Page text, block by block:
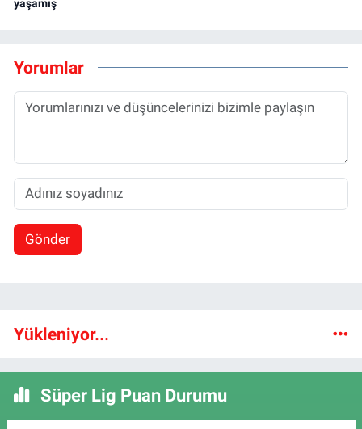
yaşamış
Yorumlar
Gönder
Yükleniyor...
Süper Lig Puan Durumu